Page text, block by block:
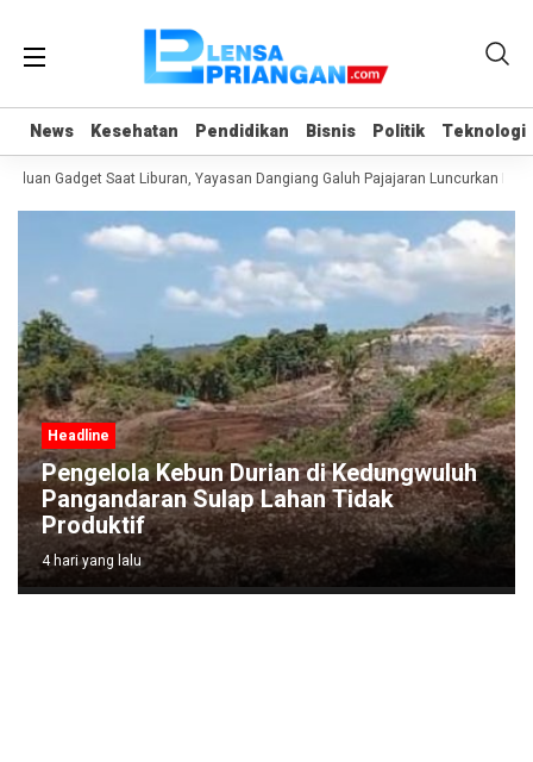
News Kesehatan Pendidikan Bisnis Politik Teknologi
News Kesehatan Pendidikan Bisnis Politik Teknologi
Gadget Saat Liburan, Yayasan Dangiang Galuh Pajajaran Luncurkan
Headline
Pengelola Kebun Durian di Kedungwuluh
Pangandaran Sulap Lahan Tidak
Produktif ‎
4 hari yang lalu